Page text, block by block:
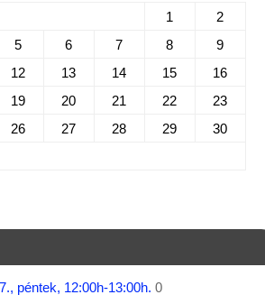
1
2
5 6 7 8
9
12 13 14 15
16
19 20 21 22
23
26 27 28 29
30
péntek, 12:00h-13:00h. 0